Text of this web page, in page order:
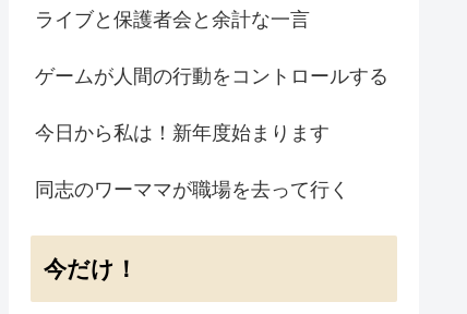
ライブと保護者会と余計な一言
ゲームが人間の行動をコントロールする
今日から私は！新年度始まります
同志のワーママが職場を去って行く
今だけ！